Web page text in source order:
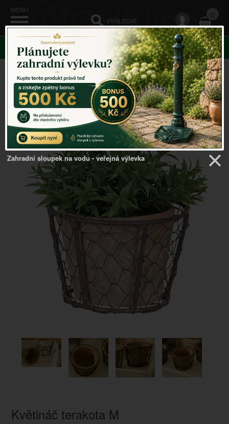
0
KATEGORIE
Venkovský domov ->Obaly na květináče->
Květináč
terakota M
Květináč terakota M
Zahradní sloupek na vodu - veřejná výlevka